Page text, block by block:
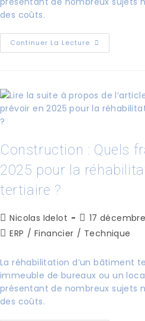
des coûts.
Continuer La Lecture
Construction : Quels
2025 pour la
tertiaire ?
Nicolas Idelot
17
ERP / Financier / Technique
La réhabilitation d’un bâtiment
immeuble de bureaux ou un
présentant de nombreux sujets
des coûts.